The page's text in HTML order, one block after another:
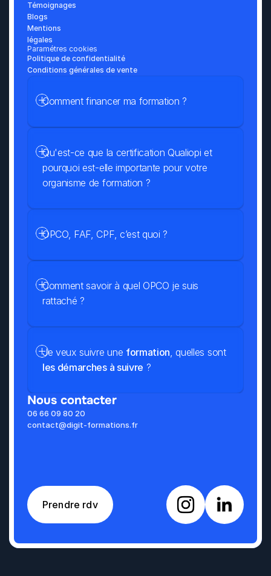
Témoignages
Blogs
Mentions
légales
Paramétres cookies
Politique de confidentialité
Conditions générales de vente
Nous contacter
06 66 09 80 20
contact@digit-formations.fr
Qu'est-ce que la certification Qualiopi et
pourquoi est-elle importante pour votre
organisme de formation ?
Comment savoir à quel OPCO je suis
rattaché ?
Je veux suivre une formation
, quelles sont
les démarches à suivre ?
Comment financer ma formation ?
OPCO, FAF, CPF, c’est quoi ?
Prendre rdv